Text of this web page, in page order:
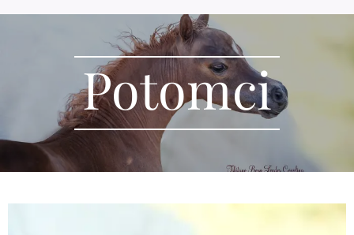
Potomci